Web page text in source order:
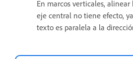
En marcos verticales,
eje central no tiene efecto,
texto es paralela a la